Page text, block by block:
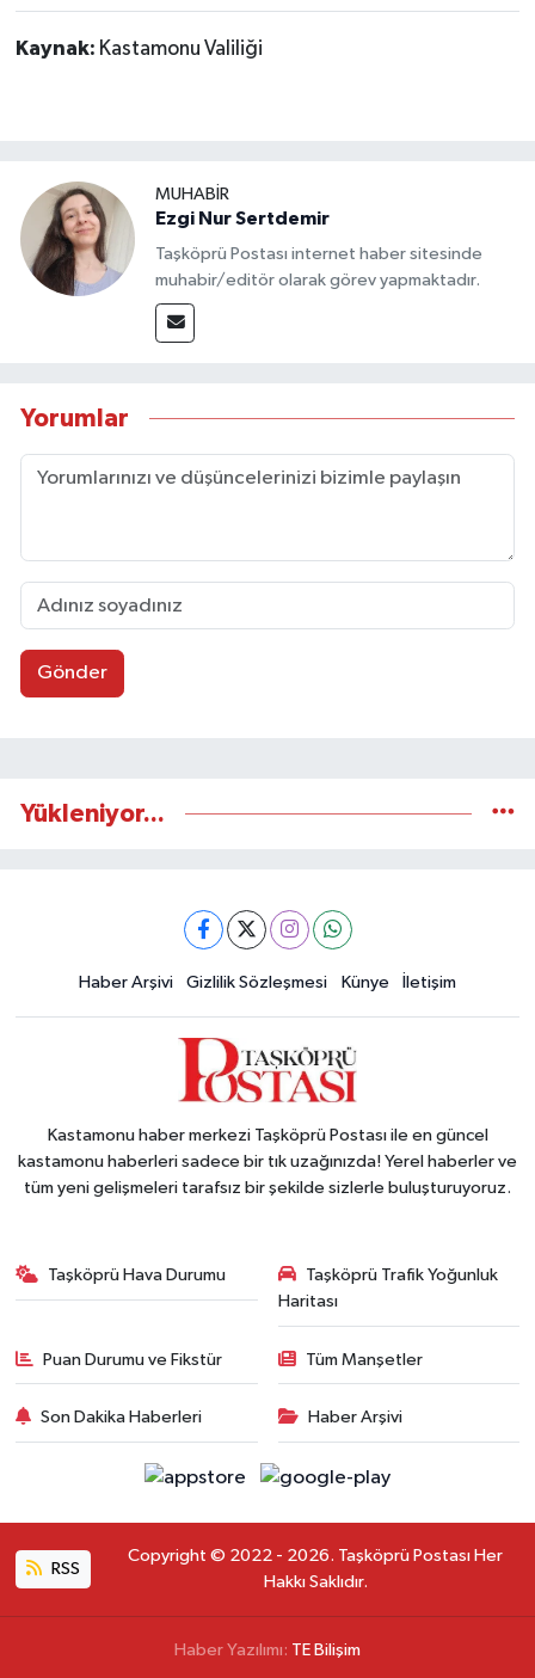
Kaynak: Kastamonu Valiliği
MUHABİR
Ezgi Nur Sertdemir
Taşköprü Postası internet haber sitesinde
muhabir/editör olarak görev yapmaktadır.
Yorumlar
Gönder
Yükleniyor...
Haber Arşivi Gizlilik Sözleşmesi Künye İletişim
Kastamonu haber merkezi Taşköprü Postası ile en güncel
kastamonu haberleri sadece bir tık uzağınızda! Yerel haberler ve
tüm yeni gelişmeleri tarafsız bir şekilde sizlerle buluşturuyoruz.
Taşköprü Hava Durumu
Taşköprü Trafik Yoğunluk
Haritası
Puan Durumu ve Fikstür Tüm Manşetler
Son Dakika Haberleri Haber Arşivi
RSS
Copyright © 2022 - 2026. Taşköprü Postası Her
Hakkı Saklıdır.
Haber Yazılımı: TE Bilişim